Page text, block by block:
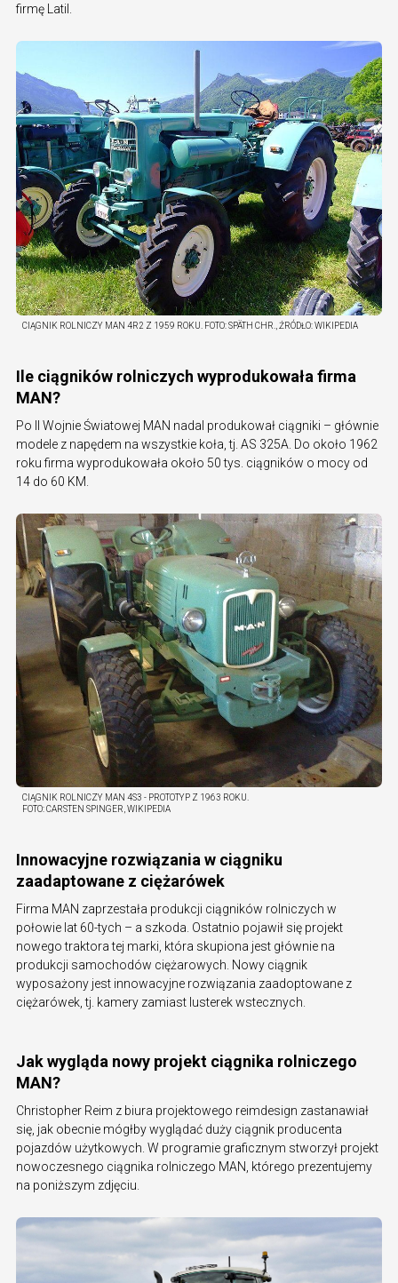
firmę Latil.
CIĄGNIK ROLNICZY MAN 4R2 Z 1959 ROKU. FOTO:SPÄTH CHR., ŹRÓDŁO: WIKIPEDIA
Ile ciągników rolniczych wyprodukowała firma
MAN?
Po II Wojnie Światowej MAN nadal produkował ciągniki – głównie
modele z napędem na wszystkie koła, tj. AS 325A. Do około 1962
roku firma wyprodukowała około 50 tys. ciągników o mocy od
14 do 60 KM.
CIĄGNIK ROLNICZY MAN 4S3 - PROTOTYP Z 1963 ROKU.
FOTO:CARSTEN SPINGER, WIKIPEDIA
Innowacyjne rozwiązania w ciągniku
zaadaptowane z ciężarówek
Firma MAN zaprzestała produkcji ciągników rolniczych w
połowie lat 60-tych – a szkoda. Ostatnio pojawił się projekt
nowego traktora tej marki, która skupiona jest głównie na
produkcji samochodów ciężarowych. Nowy ciągnik
wyposażony jest innowacyjne rozwiązania zaadoptowane z
ciężarówek, tj. kamery zamiast lusterek wstecznych.
Jak wygląda nowy projekt ciągnika rolniczego
MAN?
Christopher Reim z biura projektowego reimdesign zastanawiał
się, jak obecnie mógłby wyglądać duży ciągnik producenta
pojazdów użytkowych. W programie graficznym stworzył projekt
nowoczesnego ciągnika rolniczego MAN, którego prezentujemy
na poniższym zdjęciu.